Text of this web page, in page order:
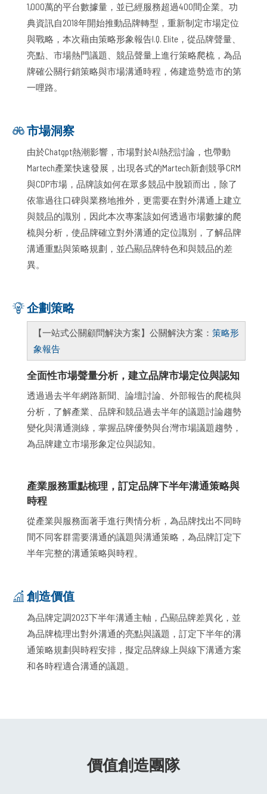
1,000萬的平台數據量，並已經服務超過400間企業。功
典資訊自2018年開始推動品牌轉型，重新制定市場定位
與戰略，本次藉由策略形象報告I.Q. Elite，從品牌聲量、
亮點、市場熱門議題、競品聲量上進行策略爬梳，為品
牌確公關行銷策略與市場溝通時程，佈建造勢造市的第
一哩路。
市場洞察
由於Chatgpt熱潮影響，市場對於AI熱烈討論，也帶動
Martech產業快速發展，出現各式的Martech新創競爭CRM
與CDP市場，品牌該如何在眾多競品中脫穎而出，除了
依靠過往口碑與業務地推外，更需要在對外溝通上建立
與競品的識別，因此本次專案該如何透過市場數據的爬
梳與分析，使品牌確立對外溝通的定位識別，了解品牌
溝通重點與策略規劃，並凸顯品牌特色和與競品的差
異。
企劃策略
【一站式公關顧問解決方案】公關解決方案： 策略形
象報告
全面性市場聲量分析，建立品牌市場定位與認知
透過過去半年網路新聞、論壇討論、外部報告的爬梳與
分析，了解產業、品牌和競品過去半年的議題討論趨勢
變化與溝通測綠，掌握品牌優勢與台灣市場議題趨勢，
為品牌建立市場形象定位與認知。
產業服務重點梳理，訂定品牌下半年溝通策略與
時程
從產業與服務面著手進行輿情分析，為品牌找出不同時
間不同客群需要溝通的議題與溝通策略，為品牌訂定下
半年完整的溝通策略與時程。
創造價值
為品牌定調2023下半年溝通主軸，凸顯品牌差異化，並
為品牌梳理出對外溝通的亮點與議題，訂定下半年的溝
通策略規劃與時程安排，擬定品牌線上與線下溝通方案
和各時程適合溝通的議題。
價值創造團隊